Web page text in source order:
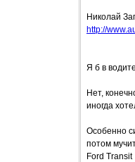
Николай
http://
Я б в
Нет,
иногда
Особенно
потом
Ford Transit